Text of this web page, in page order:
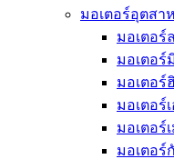
มอเตอร์อุตสาห
มอเตอร์
มอเตอร์
มอเตอร์
มอเตอร์
มอเตอร์
มอเตอร์